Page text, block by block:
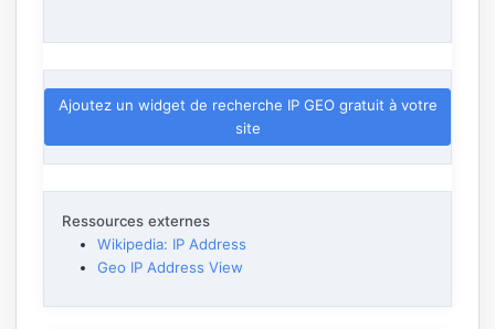
Ajoutez un widget de recherche IP GEO gratuit à votre
site
Ressources externes
Wikipedia: IP Address
Geo IP Address View